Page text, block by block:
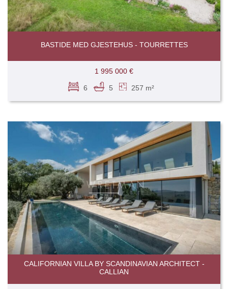
BASTIDE MED GJESTEHUS - TOURRETTES
1 995 000 €
6 5 257 m²
CALIFORNIAN VILLA BY SCANDINAVIAN ARCHITECT -
CALLIAN